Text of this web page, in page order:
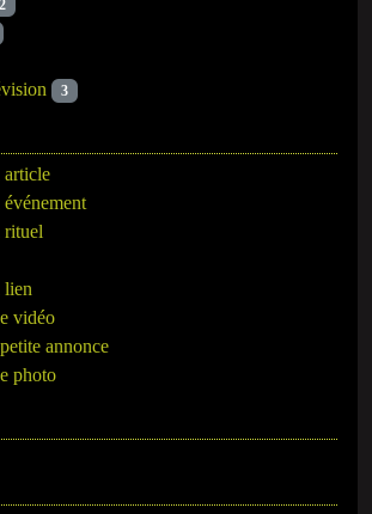
3
article
rituel
lien
vidéo
annonce
photo